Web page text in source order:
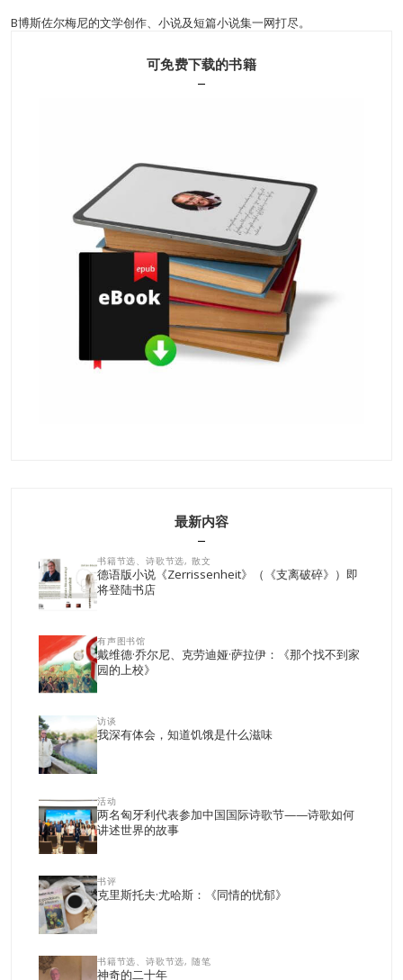
B博斯佐尔梅尼的文学创作、小说及短篇小说集一网打尽。
可免费下载的书籍
最新内容
书籍节选、诗歌节选, 散文
德语版小说《Zerrissenheit》（《支离破碎》）即
将登陆书店
有声图书馆
戴维德·乔尔尼、克劳迪娅·萨拉伊：《那个找不到家
园的上校》
访谈
我深有体会，知道饥饿是什么滋味
活动
两名匈牙利代表参加中国国际诗歌节——诗歌如何
讲述世界的故事
书评
克里斯托夫·尤哈斯：《同情的忧郁》
书籍节选、诗歌节选, 随笔
神奇的二十年